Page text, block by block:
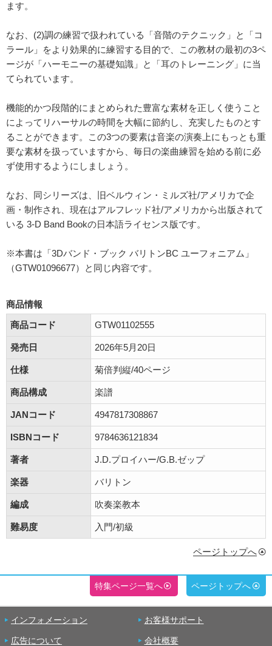
ます。
なお、(2)調の練習で扱われている「音階のテクニック」と「コ
ラール」をより効果的に練習する目的で、この教材の最初の3ペ
ージが「ハーモニーの基礎知識」と「耳のトレーニング」に当
てられています。
機能的かつ段階的にまとめられた豊富な素材を正しく使うこと
によってリハーサルの時間を大幅に節約し、充実したものとす
ることができます。この3つの要素は音楽の演奏上にもっとも重
要な素材を扱っていますから、毎日の楽曲練習を始める前に必
ず使用するようにしましょう。
なお、同シリーズは、旧ベルウィン・ミルズ社/アメリカで企
画・制作され、現在はアルフレッド社/アメリカから出版されて
いる 3-D Band Bookの日本語ライセンス版です。
※本書は「3Dバンド・ブック バリトンBC ユーフォニアム」
（GTW01096677）と同じ内容です。
商品情報
商品コード
GTW01102555
発売日 2026年5月20日
仕様 菊倍判縦/40ページ
商品構成 楽譜
JANコード 4947817308867
ISBNコード 9784636121834
著者 J.D.プロイハー/G.B.ゼップ
楽器 バリトン
編成 吹奏楽教本
難易度 入門/初級
ページトップへ
特集ページ一覧へ ページトップへ
インフォメーション お客様サポート
広告について 会社概要